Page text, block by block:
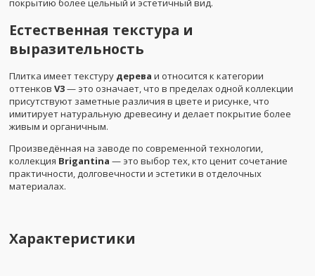
покрытию более цельный и эстетичный вид.
Естественная текстура и
выразительность
Плитка имеет текстуру дерева и относится к категории
оттенков V3— это означает, что в пределах одной коллекции
присутствуют заметные различия в цвете и рисунке, что
имитирует натуральную древесину и делает покрытие более
живым и органичным.
Произведённая на заводе по современной технологии,
коллекция Brigantina — это выбор тех, кто ценит сочетание
практичности, долговечности и эстетики в отделочных
материалах.
Характеристики